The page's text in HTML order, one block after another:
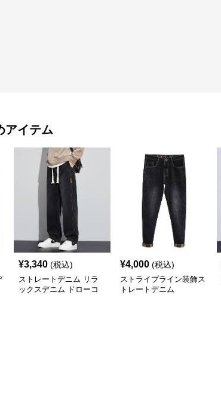
アイテム
¥3,340 (税込)
ストレートデニム リラ
ックスデニム ドローコ
¥4,000 (税込)
ストライプライン装飾ス
トレートデニム